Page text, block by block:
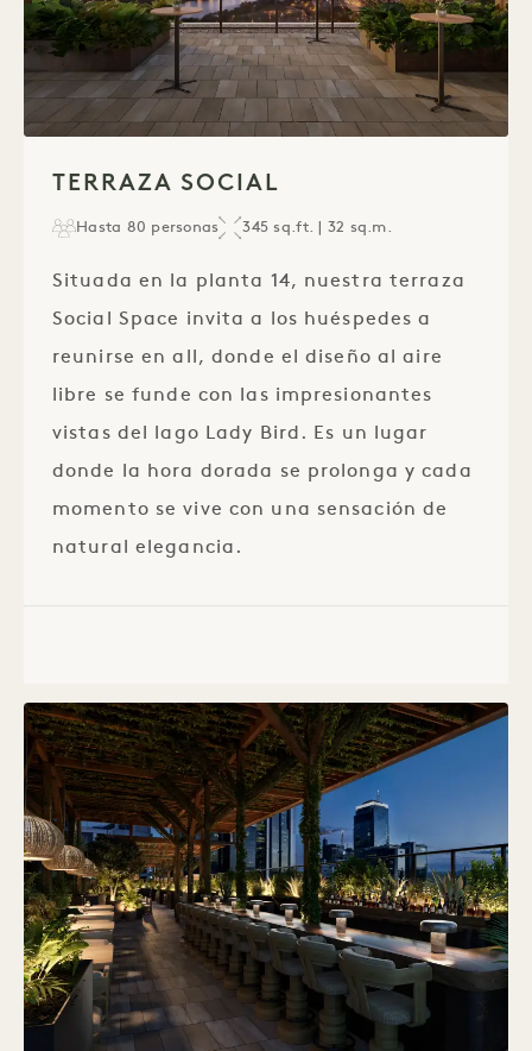
TERRAZA SOCIAL
Hasta 80 personas 345 sq.ft. | 32 sq.m.
Situada en la planta 14, nuestra terraza
Social Space invita a los huéspedes a
reunirse en all, donde el diseño al aire
libre se funde con las impresionantes
vistas del lago Lady Bird. Es un lugar
donde la hora dorada se prolonga y cada
momento se vive con una sensación de
natural elegancia.